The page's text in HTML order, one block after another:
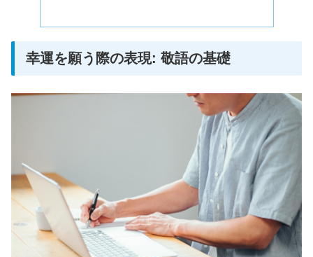
幸運を願う際の表現: 敬語の基礎